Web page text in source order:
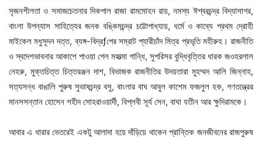
সৃজনশীলতা ও সমাজচেতনার দিকপাল রাজা রামমোহন রায়, নমস্য ঈশ্বরচন্দ্র বিদ্যাসাগর,
বাংলা উপন্যাস সাহিত্যের জনক বঙ্কিমচন্দ্র চট্টোপাধ্যায়, ধর্মে ও কাব্যে প্রথম দ্রোহী
মাইকেল মধুসূদন দত্ত, ব্যঙ্গ-বিদ্রƒপের সম্রাট প্যারীচাঁদ মিত্র প্রভৃতি মহীরুহ। রাজনীতি
ও স্বদেশভাবনার আকাশে পাওয়া গেল মহাত্মা গান্ধি, সুপরিসর বুদ্ধিবৃত্তির ধারক জওহরলাল
নেহরু, মুক্তচিত্ত চিত্তরঞ্জন দাশ, বিভাজক রাজনীতির উদয়তারা মুহম্মদ আলি জিন্নাহ,
সত্যসন্ধ বাঙালি পুরুষ সুভাষচন্দ্র বসু, বাংলার বাঘ আবুল কাশেম ফজলুল হক, গণতন্ত্রের
মানসসন্তান হোসেন শহীদ সোহরাওয়ার্দী, বিপ্লবী সূর্য সেন, বাঘা যতীন আর ক্ষুদিরামকে।
আবার এ ধারার ভেতরেই একটু আলাদা হয়ে দাঁড়িয়ে থাকেন প্রান্তিক জনজীবনের রাজপুরুষ